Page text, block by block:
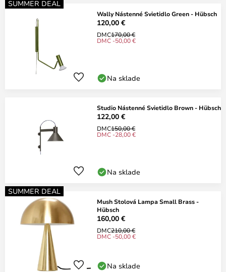
SUMMER DEAL
Wally Nástenné Svietidlo Green - Hübsch
120,00 €
DMC170,00 €
DMC -50,00 €
Na sklade
Studio Nástenné Svietidlo Brown - Hübsch
122,00 €
DMC150,00 €
DMC -28,00 €
Na sklade
SUMMER DEAL
Mush Stolová Lampa Small Brass -
Hübsch
160,00 €
DMC210,00 €
DMC -50,00 €
Na sklade